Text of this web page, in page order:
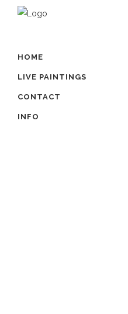
HOME
LIVE PAINTINGS
CONTACT
INFO